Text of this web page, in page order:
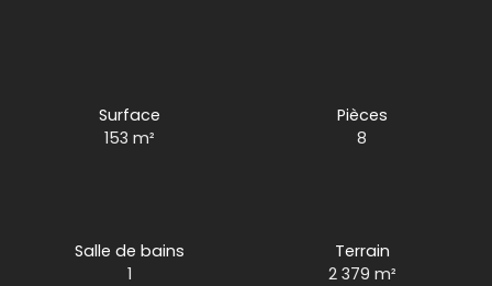
Surface
153m²
Pièces
8
Salle de bains
1
Terrain
2 379 m²